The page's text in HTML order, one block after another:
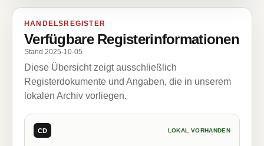
HANDELSREGISTER
Verfügbare Registerinformationen
Stand 2025-10-05
Diese Übersicht zeigt ausschließlich
Registerdokumente und Angaben, die in unserem
lokalen Archiv vorliegen.
CD LOKAL VORHANDEN